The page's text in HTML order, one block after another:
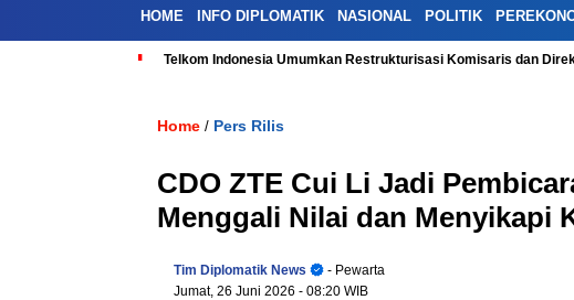
HOME INFO DIPLOMATIK NASIONAL POLITIK
Telkom Indonesia Umumkan Restrukturisasi Komisaris dan
Home / Pers Rilis
CDO ZTE Cui Li Jadi
Menggali Nilai dan Menyikapi
Tim Diplomatik News
- Pewarta
Jumat, 26 Juni 2026 - 08:20 WIB